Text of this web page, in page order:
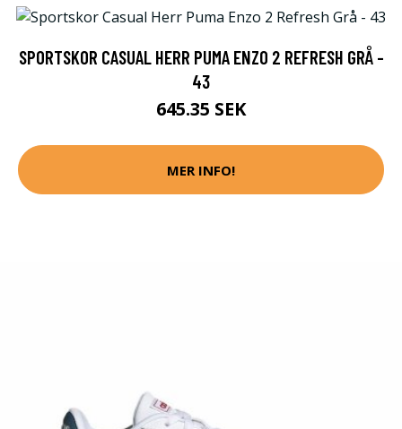
SPORTSKOR CASUAL HERR PUMA ENZO 2 REFRESH GRÅ -
43
645.35 SEK
MER INFO!